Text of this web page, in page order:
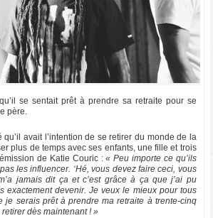
se sentait prêt à prendre sa retraite pour se
père.
qu’il avait l’intention de se retirer du monde de la
plus de temps avec ses enfants, une fille et trois
de Katie Couric :« Peu importe ce qu’ils
les influencer. ‘Hé, vous devez faire ceci, vous
jamais dit ça et c’est grâce à ça que j’ai pu
exactement devenir. Je veux le mieux pour tous
je serais prêt à prendre ma retraite à trente-cinq
dès maintenant ! »